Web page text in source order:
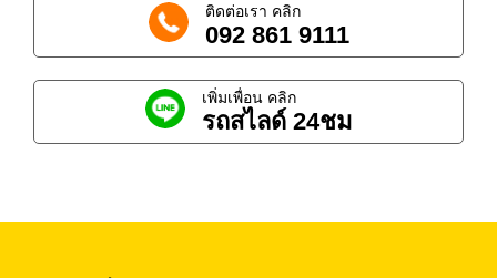
ติดต่อเรา คลิก
092 861 9111
เพิ่มเพื่อน คลิก
รถสไลด์ 24ชม